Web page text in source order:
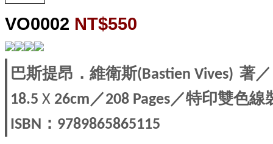
VO0002 NT$550
巴斯提昂．維衛斯(Bastien Vives) 著／
18.5 X 26cm ／208 Pages／特印雙色線
ISBN ： 9789865865115